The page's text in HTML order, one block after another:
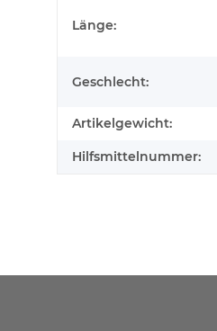
Länge:
Geschlecht:
Artikelgewicht:
Hilfsmittelnummer: